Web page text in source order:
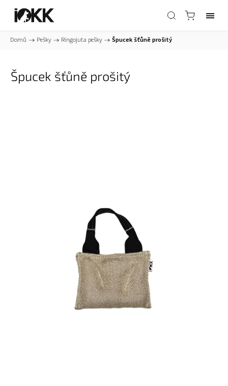
Domů / Pešky / Ringojuta pešky / Špucek šťůně prošitý
Špucek šťůně prošitý